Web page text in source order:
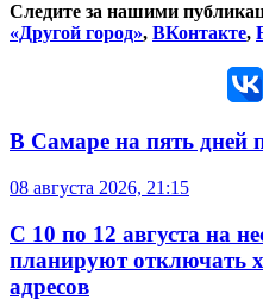
Следите за нашими
«Другой город», ВКонтакте,
В Самаре на пять дней
08 августа 2026, 21:15
С 10 по 12 августа на
планируют отключать
адресов